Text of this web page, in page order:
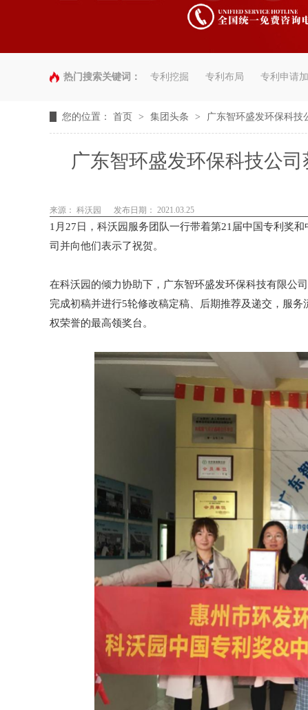
热门搜索关键词： 专利挖掘 专利布局 专利申请
您的位置： 首页 > 集团头条 > 广东智环盛发环保科技
广东智环盛发环保科技公
来源： 科沃园 发布日期： 2021.03.25
1月27日，科沃园服务团队一行带着第21届中国专利奖
司并向他们表示了祝贺。
在科沃园的倾力协助下，广东智环盛发环保科技有限公
完成初稿并进行5轮修改稿定稿、后期推荐及递交，服
权荣誉的最高领奖台。